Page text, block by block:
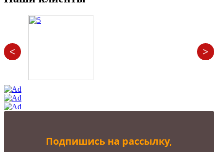
< >
Подпишись на рассылку,